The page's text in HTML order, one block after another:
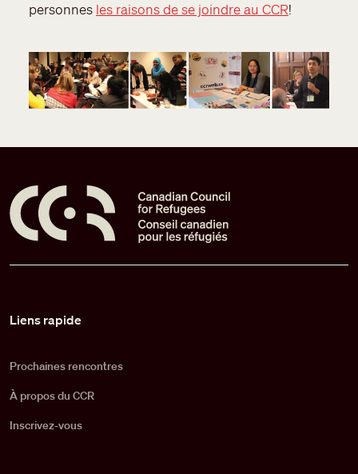
personnes les raisons de se joindre au CCR!
Liens rapide
Prochaines rencontres
À propos du CCR
Inscrivez-vous